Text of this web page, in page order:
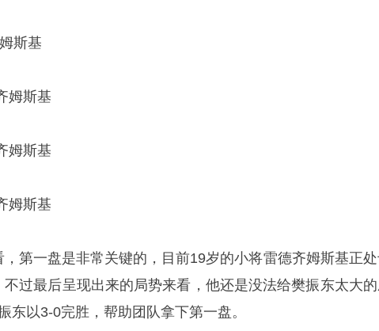
斯基
姆斯基
姆斯基
姆斯基
第一盘是非常关键的，目前19岁的小将雷德齐姆斯基正
过最后呈现出来的局势来看，他还是没法给樊振东太大
东以3-0完胜，帮助团队拿下第一盘。